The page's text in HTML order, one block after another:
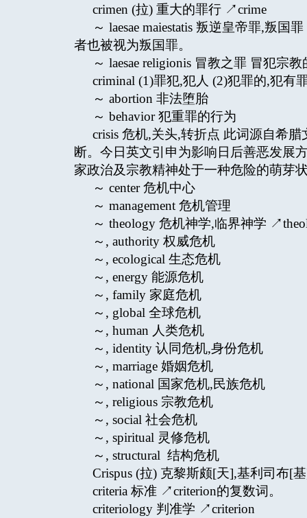
crimen (拉) 重大的罪行 ↗crime
～ laesae maiestatis 叛逆皇帝罪,叛
者也被视为叛国罪。
～ laesae religionis 冒教之罪 冒犯宗
criminal (1)罪犯,犯人 (2)犯罪的,犯有
～ abortion 非法堕胎
～ behavior 犯重罪的行为
crisis 危机,关头,转折点 此词源自希
断。今日英文引申为影响日后善恶发展
家政治及宗教精神处于一种危险的萌芽
～ center 危机中心
～ management 危机管理
～ theology 危机神学,临界神学
～, authority 权威危机
～, ecological 生态危机
～, energy 能源危机
～, family 家庭危机
～, global 全球危机
～, human 人类危机
～, identity 认同危机,身份危机
～, marriage 婚姻危机
～, national 国家危机,民族危机
～, religious 宗教危机
～, social 社会危机
～, spiritual 灵修危机
～, structural 结构危机
Crispus (拉) 克黎斯颇[天],基利司布[
criteria 标准 ↗criterion的复数词。
criteriology 判准学 ↗criterion